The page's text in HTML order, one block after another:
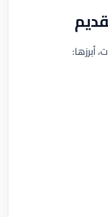
أبرزها: